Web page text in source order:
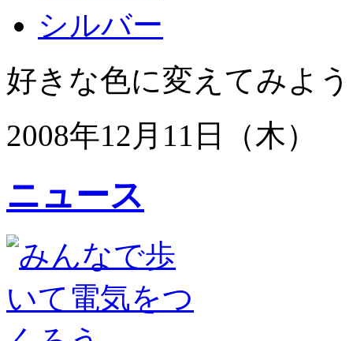
シルバー
好きな色に変えてみよ
2008年12月11日（木）
ニュース